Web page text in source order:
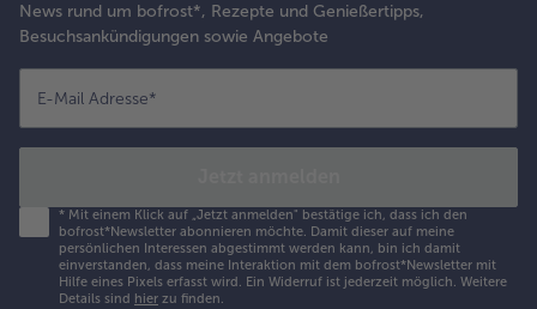
News rund um bofrost*, Rezepte und Genießertipps,
Besuchsankündigungen sowie Angebote
E-Mail Adresse*
* Mit einem Klick auf „Jetzt anmelden" bestätige ich, dass ich den
bofrost*Newsletter abonnieren möchte. Damit dieser auf meine
persönlichen Interessen abgestimmt werden kann, bin ich damit
einverstanden, dass meine Interaktion mit dem bofrost*Newsletter mit
Hilfe eines Pixels erfasst wird. Ein Widerruf ist jederzeit möglich. Weitere
Details sind hier zu finden.